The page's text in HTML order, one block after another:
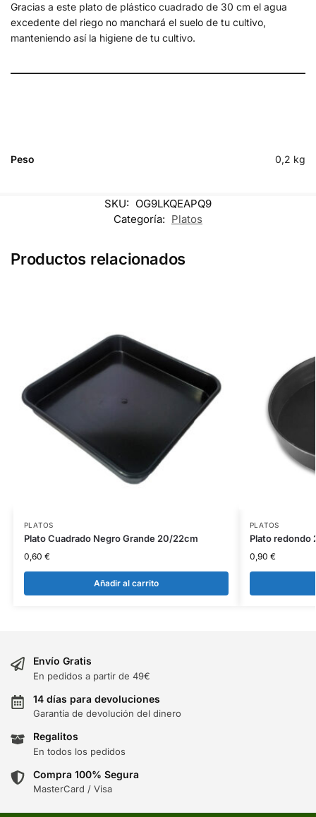
Gracias a este plato de plástico cuadrado de 30 cm el agua
excedente del riego no manchará el suelo de tu cultivo,
manteniendo así la higiene de tu cultivo.
Peso 0,2 kg
SKU: OG9LKQEAPQ9
Categoría: Platos
Productos relacionados
PLATOS
Plato Cuadrado Negro Grande 20/22cm
0,60 €
Añadir al carrito
PLATOS
Plato redondo
0,90 €
Envío Gratis
En pedidos a partir de 49€
14 días para devoluciones
Garantía de devolución del dinero
Regalitos
En todos los pedidos
Compra 100% Segura
MasterCard / Visa